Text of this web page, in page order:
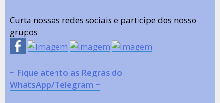
Curta nossas redes sociais e participe dos nosso
grupos
~ Fique atento as Regras do
WhatsApp/Telegram ~